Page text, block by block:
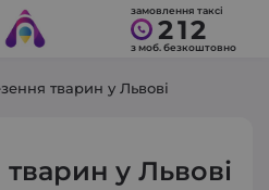
замовлення таксі
212
з моб. безкоштовно
тварин у Львові
у Львові